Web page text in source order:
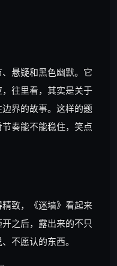
悬疑和黑色幽默。它
往里看，其实是关于
界的故事。这样的题
奏能不能稳住，笑点
致，《迷墙》看起来
之后，露出来的不只
不愿认的东西。